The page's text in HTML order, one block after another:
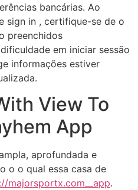
bancárias. Ao
sign in , certifique-se de o
preenchidos
em iniciar sessão
informações estiver
View To
App
aprofundada e
o o qual essa casa de
majorsportx.com__app.